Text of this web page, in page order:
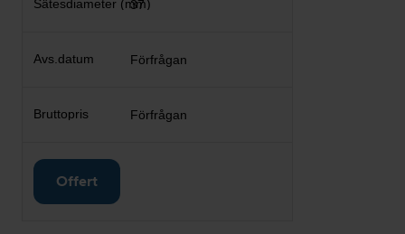
37
Förfrågan
Förfrågan
Offert